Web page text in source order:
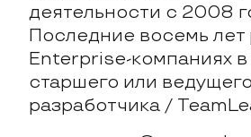
деятельности с 2008
Последние восемь лет
Enterprise-компаниях в
старшего или
разработчика /